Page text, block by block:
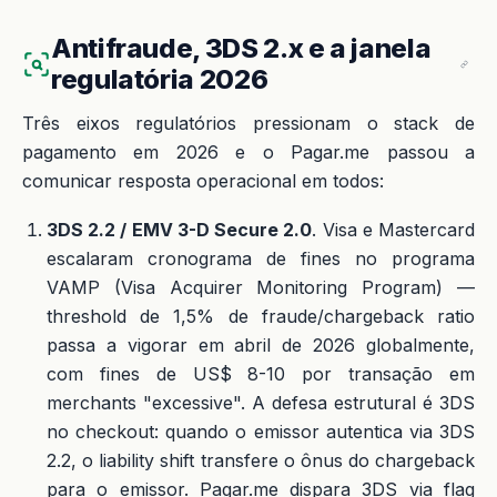
Antifraude, 3DS 2.x e a janela
regulatória 2026
Três eixos regulatórios pressionam o stack de
pagamento em 2026 e o Pagar.me passou a
comunicar resposta operacional em todos:
3DS 2.2 / EMV 3-D Secure 2.0. Visa e Mastercard
escalaram cronograma de fines no programa
VAMP (Visa Acquirer Monitoring Program) —
threshold de 1,5% de fraude/chargeback ratio
passa a vigorar em abril de 2026 globalmente,
com fines de US$ 8-10 por transação em
merchants "excessive". A defesa estrutural é 3DS
no checkout: quando o emissor autentica via 3DS
2.2, o liability shift transfere o ônus do chargeback
para o emissor. Pagar.me dispara 3DS via flag